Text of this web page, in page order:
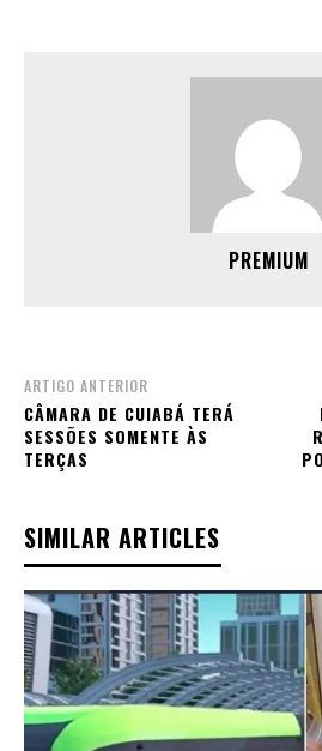
PREMIUM
ARTIGO ANTERIOR
CÂMARA DE CUIABÁ TERÁ
SESSÕES SOMENTE ÀS
TERÇAS
SIMILAR ARTICLES